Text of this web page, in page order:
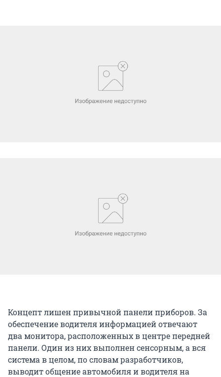
Концепт лишен привычной панели приборов. За
обеспечение водителя информацией отвечают
два монитора, расположенных в центре передней
панели. Один из них выполнен сенсорным, а вся
система в целом, по словам разработчиков,
выводит общение автомобиля и водителя на